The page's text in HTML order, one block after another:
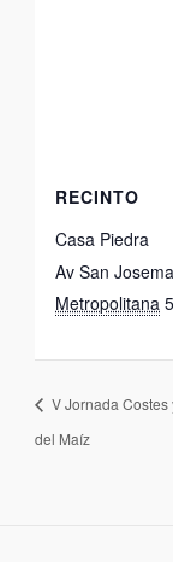
RECINTO
Casa Piedra
Av San
Metropolitana
V Jornada Costes
del Maíz